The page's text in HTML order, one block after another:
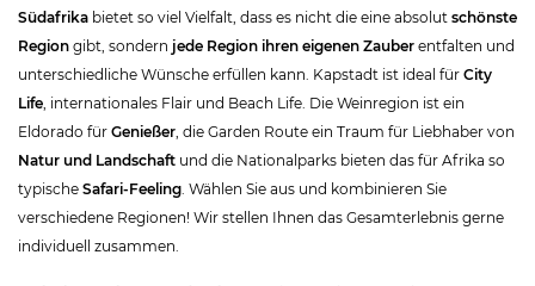
Südafrika bietet so viel Vielfalt, dass es nicht die eine absolut schönste
Region gibt, sondern jede Region ihren eigenen Zauber entfalten und
unterschiedliche Wünsche erfüllen kann. Kapstadt ist ideal für City
Life, internationales Flair und Beach Life. Die Weinregion ist ein
Eldorado für Genießer, die Garden Route ein Traum für Liebhaber von
Natur und Landschaft und die Nationalparks bieten das für Afrika so
typische Safari-Feeling. Wählen Sie aus und kombinieren Sie
verschiedene Regionen! Wir stellen Ihnen das Gesamterlebnis gerne
individuell zusammen.